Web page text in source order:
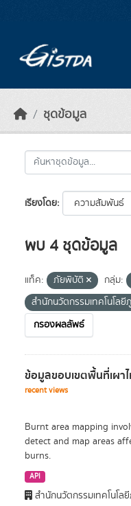
ชุดข้อมูล
เรียงโดย
พบ 4 ชุดข้อมูล
แท็ค: ภัยพิบัติ กลุ่ม:
สำนักนวัตกรรมเทคโนโลยี
กรองผลลัพธ์
ข้อมูลขอบเขตพื้นที่เผา
recent views
Burnt area mapping
detect and map areas
burns.
API
สำนักนวัตกรรมเทคโนโล